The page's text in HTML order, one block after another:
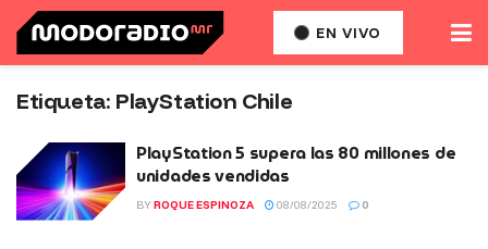
EN VIVO
Etiqueta: PlayStation Chile
PlayStation 5 supera las 80 millones de
unidades vendidas
BY ROQUE ESPINOZA 08/08/2025 0